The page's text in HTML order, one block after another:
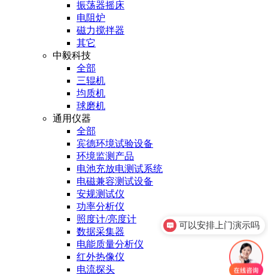
振荡器摇床
电阻炉
磁力搅拌器
其它
中毅科技
全部
三辊机
均质机
球磨机
通用仪器
全部
宾德环境试验设备
环境监测产品
电池充放电测试系统
电磁兼容测试设备
安规测试仪
功率分析仪
照度计/亮度计
数据采集器
电能质量分析仪
红外热像仪
电流探头
可以安排上门演示吗